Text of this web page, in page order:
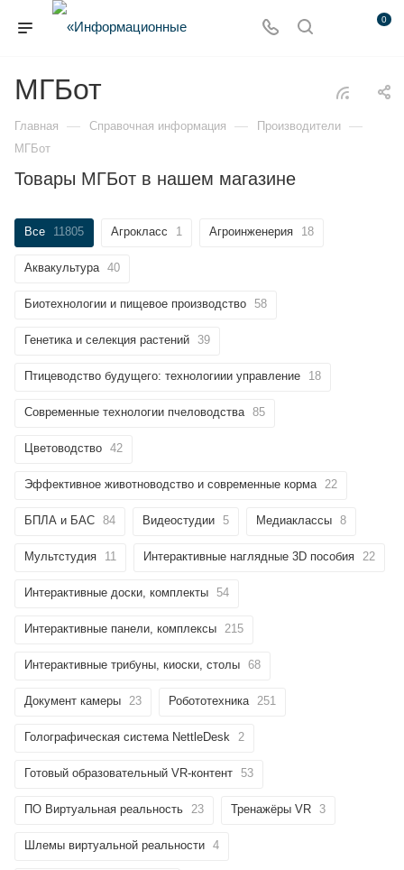
0
МГБот
Главная — Справочная информация — Производители —
МГБот
Товары МГБот в нашем магазине
Все 11805 Агрокласс 1 Агроинженерия 18
Аквакультура 40
Биотехнологии и пищевое производство 58
Генетика и селекция растений 39
Птицеводство будущего: технологиии управление 18
Современные технологии пчеловодства 85
Цветоводство 42
Эффективное животноводство и современные корма 22
БПЛА и БАС 84 Видеостудии 5 Медиаклассы 8
Мультстудия 11 Интерактивные наглядные 3D пособия 22
Интерактивные доски, комплекты 54
Интерактивные панели, комплексы 215
Интерактивные трибуны, киоски, столы 68
Документ камеры 23 Робототехника 251
Голографическая система NettleDesk 2
Готовый образовательный VR-контент 53
ПО Виртуальная реальность 23 Тренажёры VR 3
Шлемы виртуальной реальности 4